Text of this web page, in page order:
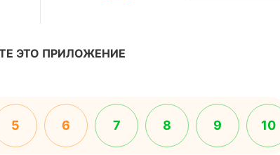
ЭТО ПРИЛОЖЕНИЕ
5 6 7 8 9 10